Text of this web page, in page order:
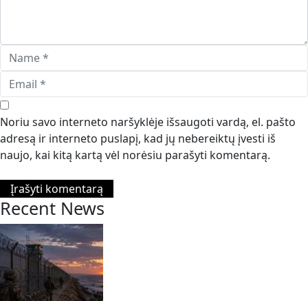
Noriu savo interneto naršyklėje išsaugoti vardą, el. pašto
adresą ir interneto puslapį, kad jų nebereiktų įvesti iš
naujo, kai kitą kartą vėl norėsiu parašyti komentarą.
Recent News